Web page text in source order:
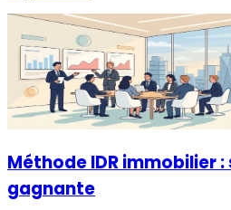
Méthode IDR immobilier
gagnante